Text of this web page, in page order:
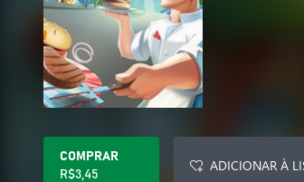
COMPRAR
R$3,45
ADICIONAR À